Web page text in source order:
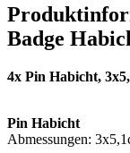
Badge
4x Pin Habicht,
Pin Habicht
Abmessungen: